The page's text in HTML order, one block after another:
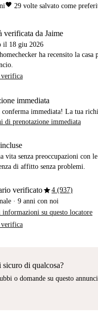
favorite 29 volte salvato come
verificata da Jaime
il 18 giu 2026
ha recensito la
immediata
immediata! La tua
di prenotazione immediata
incluse
vita senza preoccupazioni con
di affitto senza problemi.
verificatostar4 (937)
· 9 anni con noi
su questo locatore
sicuro di qualcosa?
o domande su questo